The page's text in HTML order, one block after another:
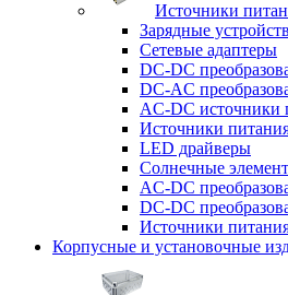
Источники
Зарядные
Сетевые адаптеры
DC-DC
DC-AC
AC-DC источники
Источники
LED драйверы
Солнечные
AC-DC
DC-DC
Источники
Корпусные и установочные